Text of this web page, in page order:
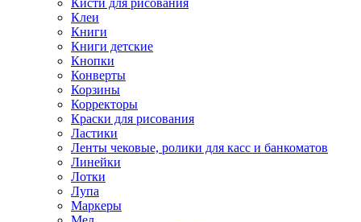
Кисти для рисования
Клеи
Книги
Книги детские
Кнопки
Конверты
Корзины
Корректоры
Краски для рисования
Ластики
Ленты чековые, ролики для касс и банкоматов
Линейки
Лотки
Лупа
Маркеры